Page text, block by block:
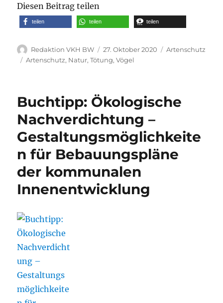
Diesen Beitrag teilen
teilen teilen teilen
Autor
Redaktion VKH BW
Veröffentlicht
am
27. Oktober 2020 Kategorien
Artenschutz
Schlagwörter
Artenschutz, Natur,Tötung,Vögel
Buchtipp: Ökologische
Nachverdichtung –
Gestaltungsmöglichkeite
n für Bebauungspläne
der kommunalen
Innenentwicklung